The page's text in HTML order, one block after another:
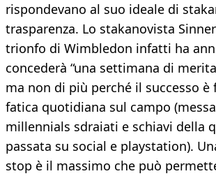
rispondevano al suo ideale di
trasparenza. Lo stakanovista
trionfo di Wimbledon infatti ha
concederà “una settimana di
ma non di più perché il successo
fatica quotidiana sul campo
millennials sdraiati e schiavi della
passata su social e playstation).
stop è il massimo che può